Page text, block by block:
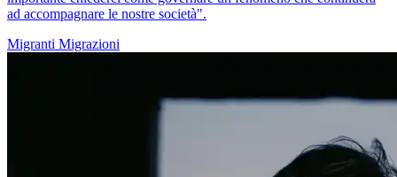
ad accompagnare le nostre società".
Migranti Migrazioni